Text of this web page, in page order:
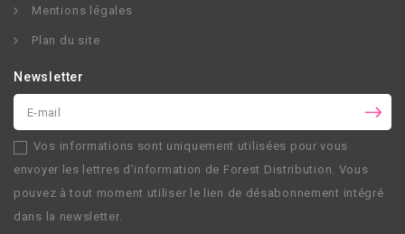
Mentions légales
Plan du site
Newsletter
Vos informations sont uniquement utilisées pour vous
envoyer les lettres d’information de Forest Distribution. Vous
pouvez à tout moment utiliser le lien de désabonnement intégré
dans la newsletter.